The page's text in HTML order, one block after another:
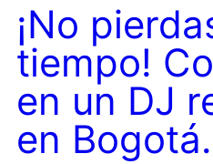
¡No
tiempo!
en un DJ
en Bogotá.